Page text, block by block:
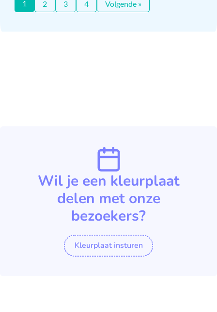
1 2 3 4 Volgende »
Wil je een kleurplaat
delen met onze
bezoekers?
Kleurplaat insturen